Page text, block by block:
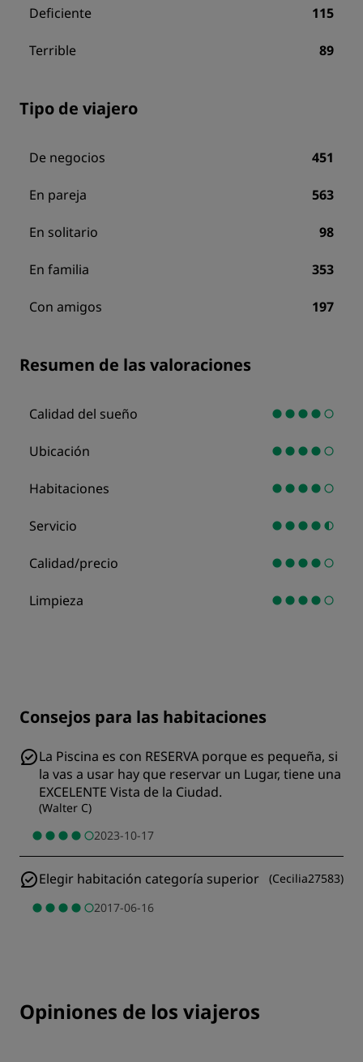
Deficiente 115
Terrible 89
Tipo de viajero
De negocios 451
En pareja 563
En solitario 98
En familia 353
Con amigos 197
Resumen de las valoraciones
Calidad del sueño
Ubicación
Habitaciones
Servicio
Calidad/precio
Limpieza
Consejos para las habitaciones
La Piscina es con RESERVA porque es pequeña, si
la vas a usar hay que reservar un Lugar, tiene una
EXCELENTE Vista de la Ciudad.
(Walter C)
2023-10-17
Elegir habitación categoría superior (Cecilia27583)
2017-06-16
Opiniones de los viajeros